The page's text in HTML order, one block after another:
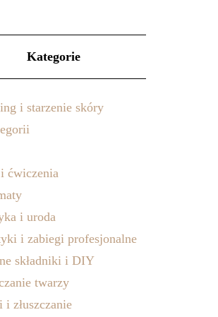
Kategorie
i starzenie skóry
ćwiczenia
i uroda
i zabiegi profesjonalne
składniki i DIY
twarzy
i złuszczanie